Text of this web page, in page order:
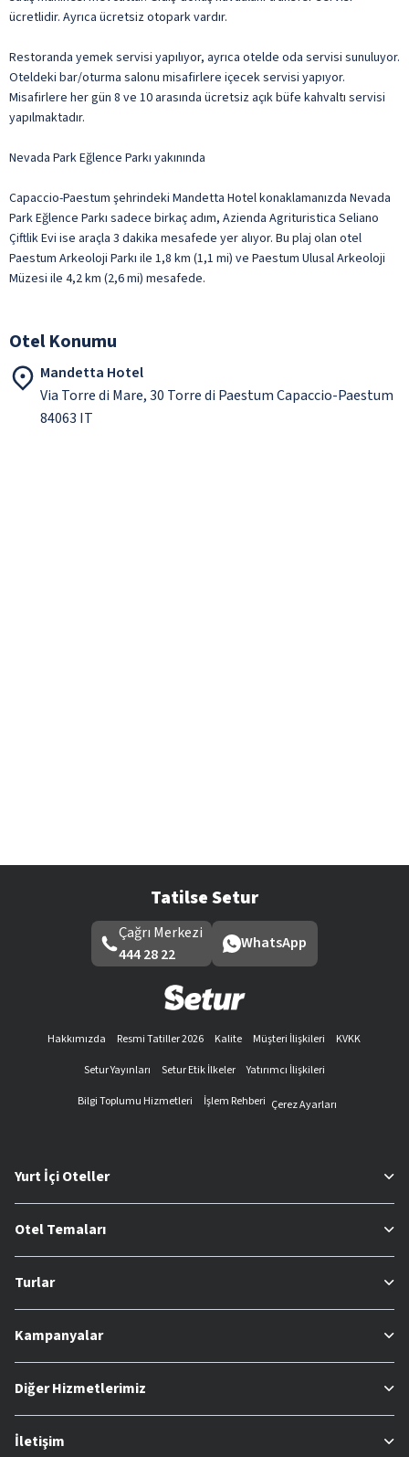
ücretlidir. Ayrıca ücretsiz otopark vardır.
Restoranda yemek servisi yapılıyor, ayrıca otelde oda servisi sunuluyor.
Oteldeki bar/oturma salonu misafirlere içecek servisi yapıyor.
Misafirlere her gün 8 ve 10 arasında ücretsiz açık büfe kahvaltı servisi
yapılmaktadır.
Nevada Park Eğlence Parkı yakınında
Capaccio-Paestum şehrindeki Mandetta Hotel konaklamanızda Nevada
Park Eğlence Parkı sadece birkaç adım, Azienda Agrituristica Seliano
Çiftlik Evi ise araçla 3 dakika mesafede yer alıyor. Bu plaj olan otel
Paestum Arkeoloji Parkı ile 1,8 km (1,1 mi) ve Paestum Ulusal Arkeoloji
Müzesi ile 4,2 km (2,6 mi) mesafede.
Otel Konumu
Mandetta Hotel
Via Torre di Mare, 30 Torre di Paestum Capaccio-Paestum
84063 IT
Tatilse Setur
Çağrı Merkezi
444 28 22
WhatsApp
Hakkımızda Resmi Tatiller 2026 Kalite Müşteri İlişkileri
KVKK
Setur Yayınları
Setur Etik İlkeler
Yatırımcı İlişkileri
Bilgi Toplumu Hizmetleri
İşlem Rehberi Çerez Ayarları
Yurt İçi Oteller
Otel Temaları
Turlar
Kampanyalar
Diğer Hizmetlerimiz
İletişim